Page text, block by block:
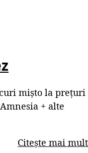
mișto la prețuri
+ alte
Citește mai mult